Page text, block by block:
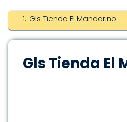
Gls Tienda El Mandarino
Gls Tienda El